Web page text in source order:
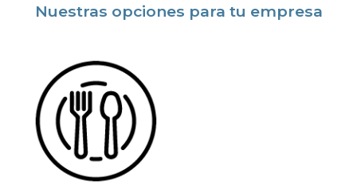
Nuestras opciones para tu empresa